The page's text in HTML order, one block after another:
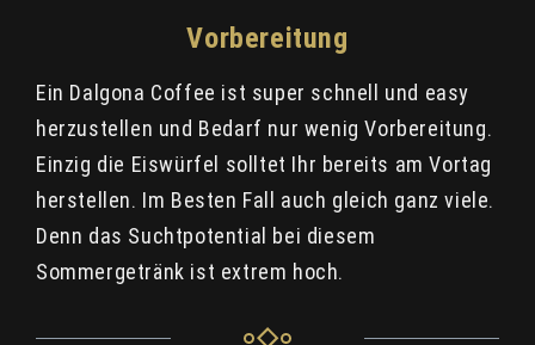
Vorbereitung
Ein Dalgona Coffee ist super schnell und easy
herzustellen und Bedarf nur wenig Vorbereitung.
Einzig die Eiswürfel solltet Ihr bereits am Vortag
herstellen. Im Besten Fall auch gleich ganz viele.
Denn das Suchtpotential bei diesem
Sommergetränk ist extrem hoch.